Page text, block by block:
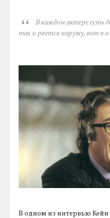
В каждом актере есть
так и рвется наружу, вот я и
В одном из интервью